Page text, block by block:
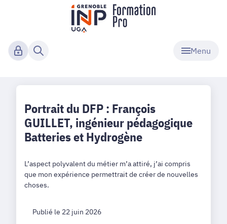
Menu
Portrait du DFP : François
GUILLET, ingénieur pédagogique
Batteries et Hydrogène
L’aspect polyvalent du métier m’a attiré, j’ai compris
que mon expérience permettrait de créer de nouvelles
choses.
Publié le 22 juin 2026